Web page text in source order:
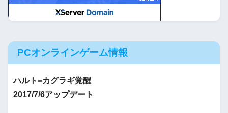
PCオンラインゲーム情報
ハルト=カグラギ覚醒
2017/7/6アップデート